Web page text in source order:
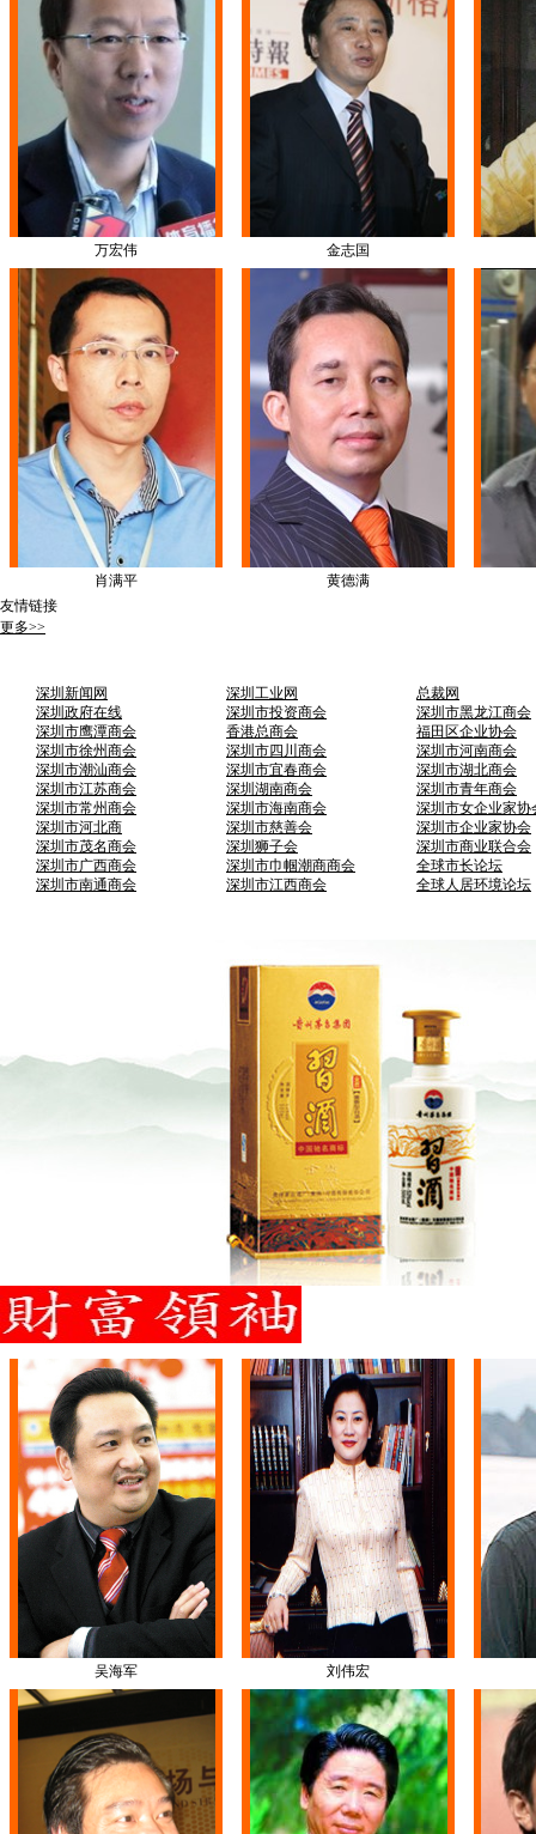
万宏伟 金志国
肖满平
黄德满
友情链接
更多>>
深圳新闻网
深圳政府在线
深圳市鹰潭商会
深圳市徐州商会
深圳市潮汕商会
深圳市江苏商会
深圳市常州商会
深圳市河北商
深圳市茂名商会
深圳市广西商会
深圳市南通商会
深圳工业网
深圳市投资商会
香港总商会
深圳市四川商会
深圳市宜春商会
深圳湖南商会
深圳市海南商会
深圳市慈善会
深圳狮子会
深圳市巾帼潮商商会
深圳市江西商会
总裁网
深圳市黑龙江商会
福田区企业协会
深圳市河南商会
深圳市湖北商会
深圳市青年商会
深圳市女企业家协
深圳市企业家协会
深圳市商业联合会
全球市长论坛
全球人居环境论坛
吴海军 刘伟宏